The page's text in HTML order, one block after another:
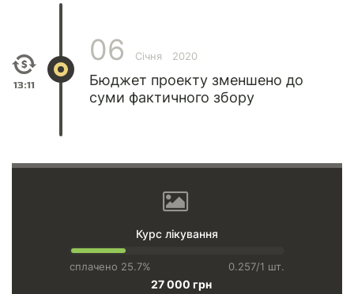
13:11
06 Січня 2020
Бюджет проекту зменшено до
суми фактичного збору
Курс лікування
сплачено 25.7% 0.257/1 шт.
27 000 грн